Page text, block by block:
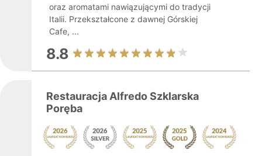
oraz aromatami nawiązującymi do tradycji
Italii. Przekształcone z dawnej Górskiej
Cafe, ...
8.8
Restauracja Alfredo Szklarska
Poręba